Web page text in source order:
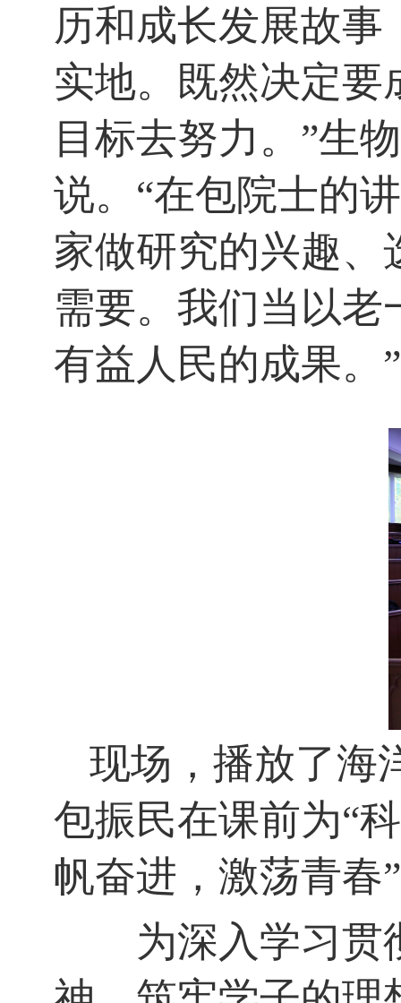
历和成长发展故
实地。既然决定要
目标去努力。 ”生
说。 “在包院士的
家做研究的兴趣、
需要。我们当以
有益人民的成果。 ”
现场，播放了海
包振民在课前为“
帆奋进，激荡青春”
为深入学习贯彻